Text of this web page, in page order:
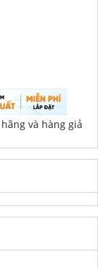
và hàng giả